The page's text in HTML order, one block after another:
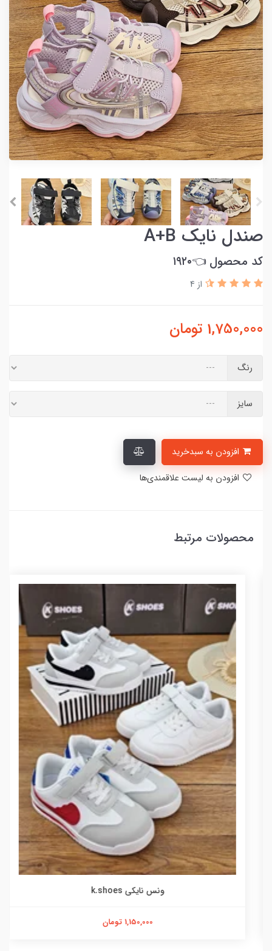
صندل نایک A+B
کد محصول 👈۱۹۲۰
از 4
1,750,000 تومان
رنگ
سایز
محصولات مرتبط
ونس نایکی k.shoes
1,150,000 تومان